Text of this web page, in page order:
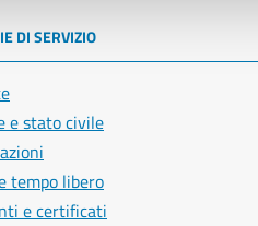
DI SERVIZIO
e stato civile
tempo libero
e certificati